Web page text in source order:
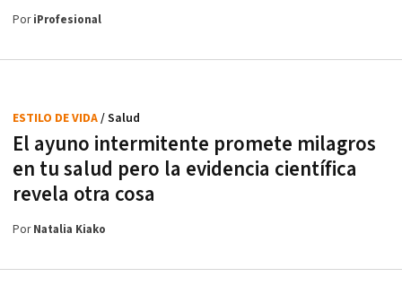
PoriProfesional
El ayuno intermitente promete milagros
en tu salud pero la evidencia científica
revela otra cosa
ESTILO DE VIDA/ Salud
PorNatalia Kiako